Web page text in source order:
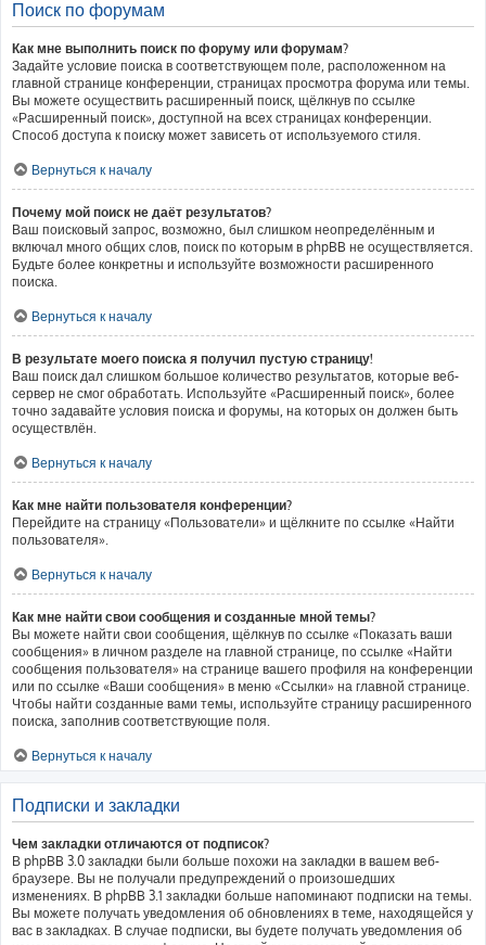
Поиск по форумам
Как мне выполнить поиск по форуму или форумам?
Задайте условие поиска в соответствующем поле, расположенном на
главной странице конференции, страницах просмотра форума или темы.
Вы можете осуществить расширенный поиск, щёлкнув по ссылке
«Расширенный поиск», доступной на всех страницах конференции.
Способ доступа к поиску может зависеть от используемого стиля.
Вернуться к началу
Почему мой поиск не даёт результатов?
Ваш поисковый запрос, возможно, был слишком неопределённым и
включал много общих слов, поиск по которым в phpBB не осуществляется.
Будьте более конкретны и используйте возможности расширенного
поиска.
Вернуться к началу
В результате моего поиска я получил пустую страницу!
Ваш поиск дал слишком большое количество результатов, которые веб-
сервер не смог обработать. Используйте «Расширенный поиск», более
точно задавайте условия поиска и форумы, на которых он должен быть
осуществлён.
Вернуться к началу
Как мне найти пользователя конференции?
Перейдите на страницу «Пользователи» и щёлкните по ссылке «Найти
пользователя».
Вернуться к началу
Как мне найти свои сообщения и созданные мной темы?
Вы можете найти свои сообщения, щёлкнув по ссылке «Показать ваши
сообщения» в личном разделе на главной странице, по ссылке «Найти
сообщения пользователя» на странице вашего профиля на конференции
или по ссылке «Ваши сообщения» в меню «Ссылки» на главной странице.
Чтобы найти созданные вами темы, используйте страницу расширенного
поиска, заполнив соответствующие поля.
Вернуться к началу
Подписки и закладки
Чем закладки отличаются от подписок?
В phpBB 3.0 закладки были больше похожи на закладки в вашем веб-
браузере. Вы не получали предупреждений о произошедших
изменениях. В phpBB 3.1 закладки больше напоминают подписки на темы.
Вы можете получать уведомления об обновлениях в теме, находящейся у
вас в закладках. В случае подписки, вы будете получать уведомления об